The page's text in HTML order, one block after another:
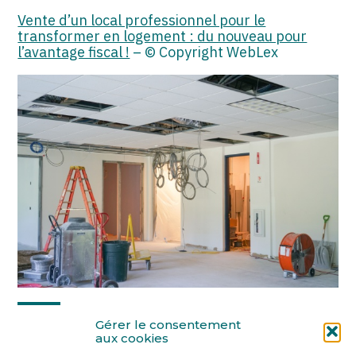
Gérer le consentement
aux cookies
Vente d’un local professionnel pour le
transformer en logement : du nouveau pour
l’avantage fiscal ! – © Copyright WebLex